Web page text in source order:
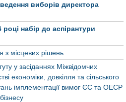
виборів директора
набір до аспірантури
з місцевих рішень
у засіданнях Міжвідомчих
економіки, довкілля та сільського
імплементації вимог ЄС та ОЕСР